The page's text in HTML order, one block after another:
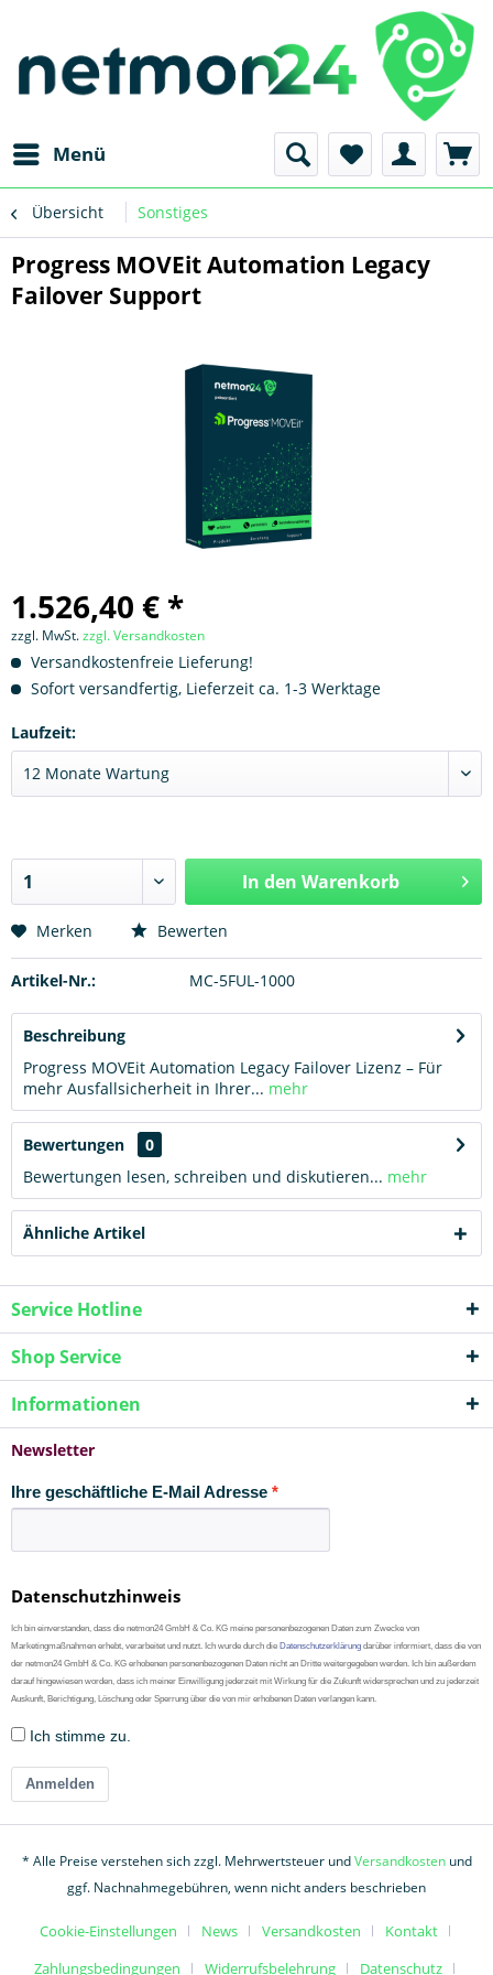
Menü
Übersicht Sonstiges
Progress MOVEit Automation Legacy
Failover Support
1.526,40 € *
zzgl. MwSt.zzgl. Versandkosten
Versandkostenfreie Lieferung!
Sofort versandfertig, Lieferzeit ca. 1-3 Werktage
Laufzeit:
In den Warenkorb
Merken Bewerten
Artikel-Nr.: MC-5FUL-1000
Beschreibung
Progress MOVEit Automation Legacy Failover Lizenz – Für
mehr Ausfallsicherheit in Ihrer... mehr
Bewertungen
0
Bewertungen lesen, schreiben und diskutieren... mehr
Ähnliche Artikel
Service Hotline
Shop Service
Informationen
Newsletter
Ihre geschäftliche E-Mail Adresse
Datenschutzhinweis
Ich bin einverstanden, dass die netmon24 GmbH & Co. KG meine personenbezogenen Daten zum Zwecke von
Marketingmaßnahmen erhebt, verarbeitet und nutzt. Ich wurde durch die Datenschutzerklärung darüber informiert, dass die von
der netmon24 GmbH & Co. KG erhobenen personenbezogenen Daten nicht an Dritte weitergegeben werden. Ich bin außerdem
darauf hingewiesen worden, dass ich meiner Einwilligung jederzeit mit Wirkung für die Zukunft widersprechen und zu jederzeit
Auskunft, Berichtigung, Löschung oder Sperrung über die von mir erhobenen Daten verlangen kann.
Ich stimme zu.
Anmelden
* Alle Preise verstehen sich zzgl. Mehrwertsteuer undVersandkostenund
ggf. Nachnahmegebühren, wenn nicht anders beschrieben
Cookie-Einstellungen News Versandkosten
Kontakt
Zahlungsbedingungen
Widerrufsbelehrung Datenschutz